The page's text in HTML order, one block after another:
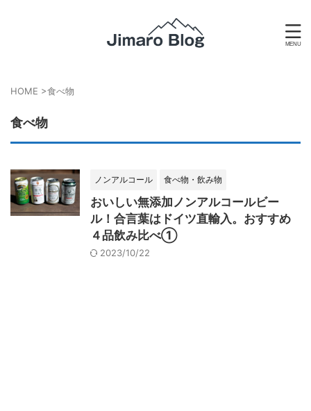
HOME >食べ物
食べ物
ノンアルコール 食べ物・飲み物
おいしい無添加ノンアルコールビー
ル！合言葉はドイツ直輸入。おすすめ
４品飲み比べ①
2023/10/22